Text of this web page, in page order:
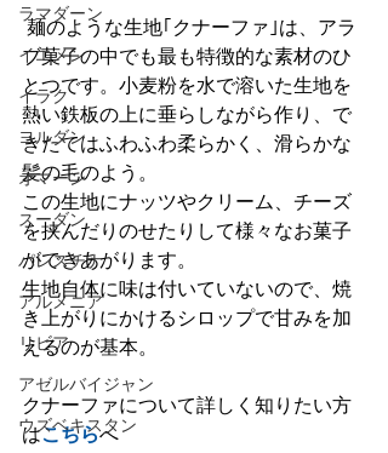
ラマダーン
イエメン
イラク
ヨルダン
オマーン
スーダン
パレスチナ
アルメニア
リビア
アゼルバイジャン
ウズベキスタン
麺のような生地｢クナーファ｣は、アラ
ブ菓子の中でも最も特徴的な素材のひ
とつです。小麦粉を水で溶いた生地を
熱い鉄板の上に垂らしながら作り、で
きたてはふわふわ柔らかく、滑らかな
髪の毛のよう。
この生地にナッツやクリーム、チーズ
を挟んだりのせたりして様々なお菓子
ができあがります。
生地自体に味は付いていないので、焼
き上がりにかけるシロップで甘みを加
えるのが基本。
クナーファについて詳しく知りたい方
はこちらへ